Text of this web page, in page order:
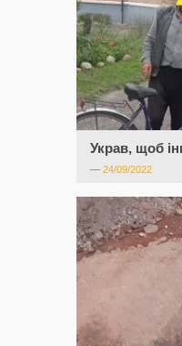
Украв, щоб
— 24/09/2022